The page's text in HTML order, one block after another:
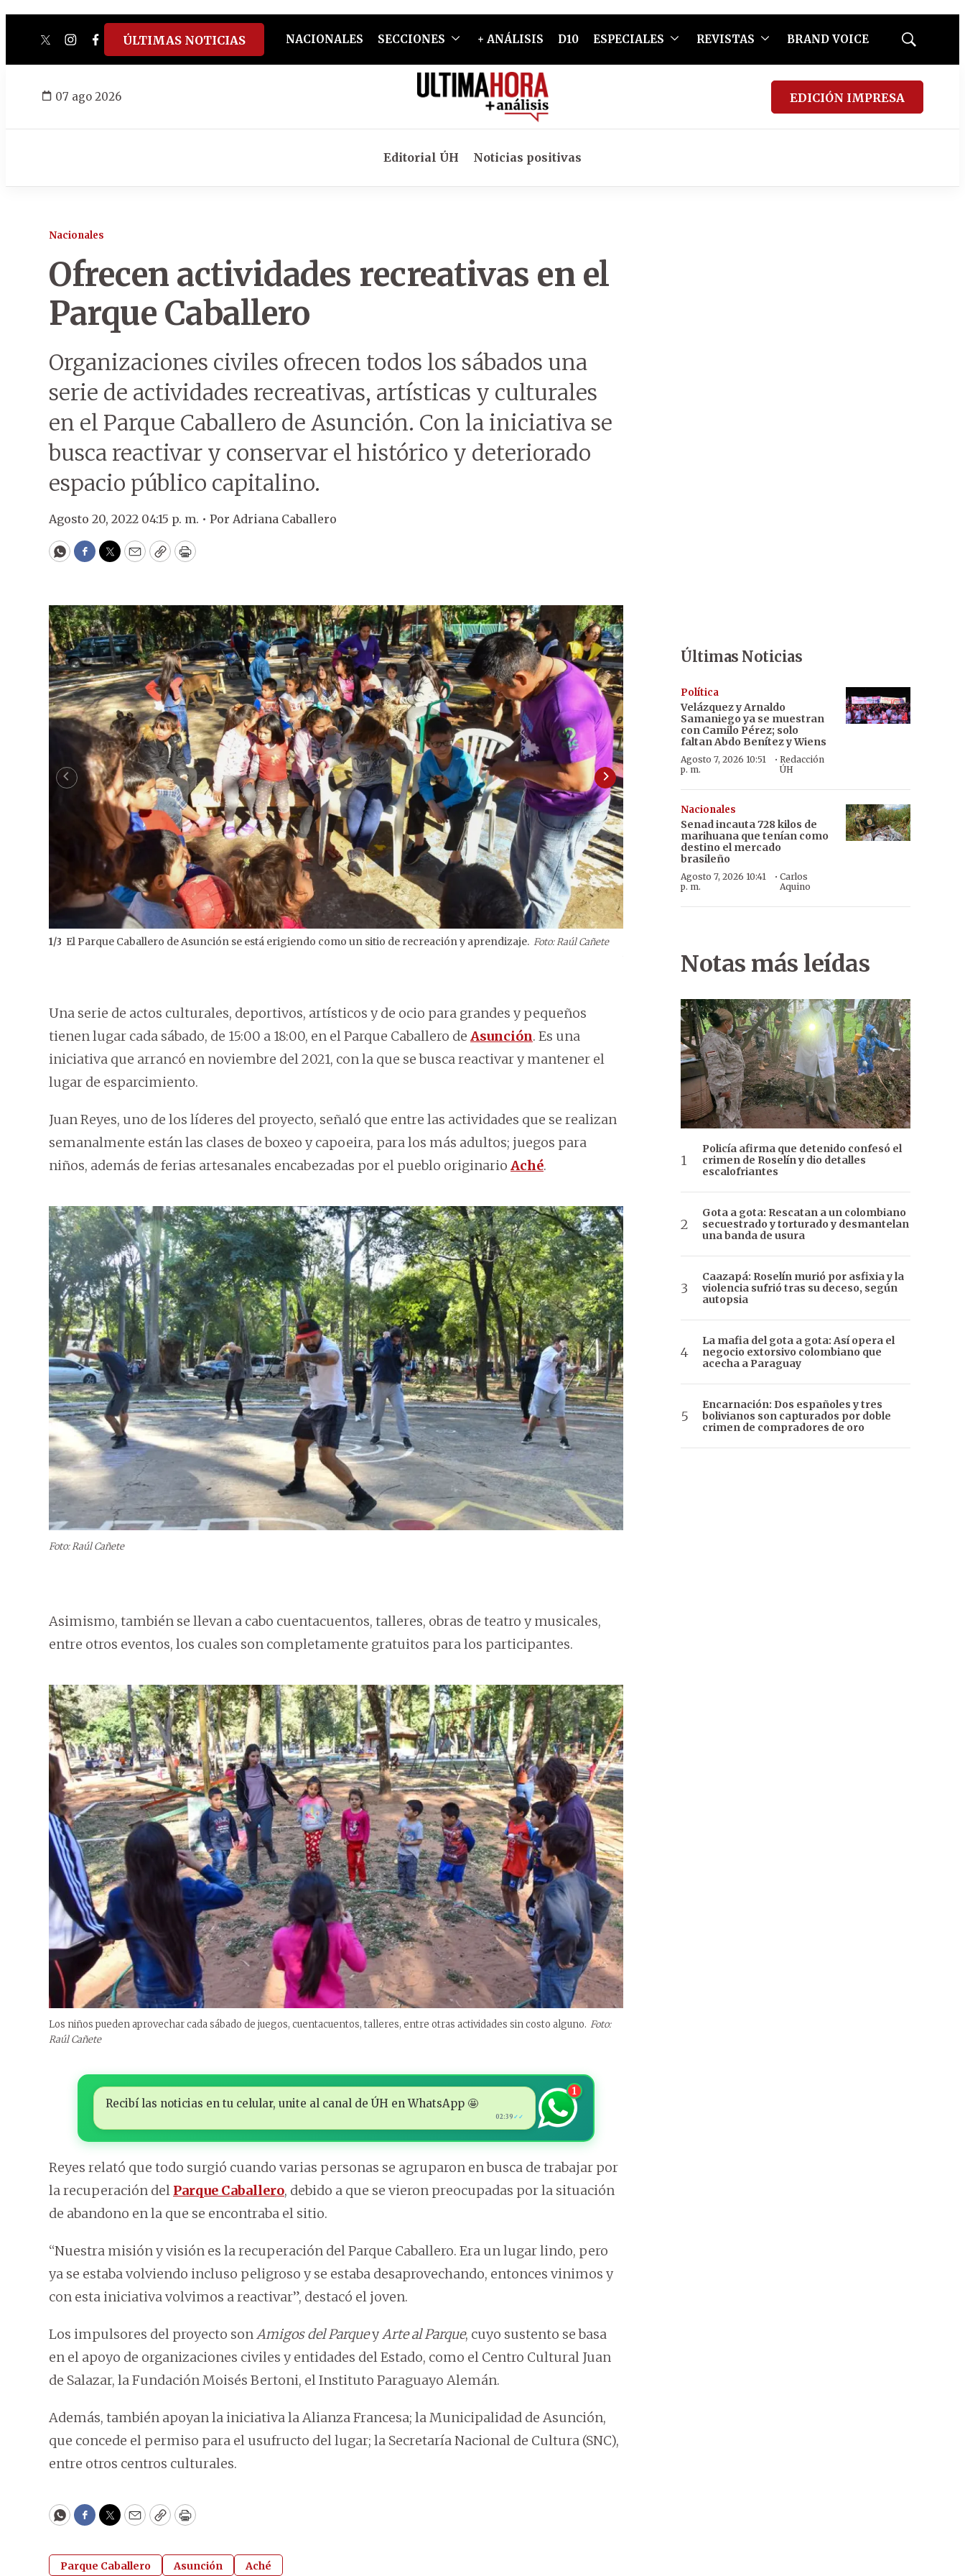
twitterinstagram
facebook
tiktokyoutube
spotify
ÚLTIMAS NOTICIAS NACIONALES SECCIONES + ANÁLISIS D10 ESPECIALES REVISTAS BRAND VOICE
Mostrar
07 ago 2026 EDICIÓN IMPRESA
Editorial ÚH Noticias positivas
Nacionales
Ofrecen actividades recreativas en el
Parque Caballero
Organizaciones civiles ofrecen todos los sábados una
serie de actividades recreativas, artísticas y culturales
en el Parque Caballero de Asunción. Con la iniciativa se
busca reactivar y conservar el histórico y deteriorado
espacio público capitalino.
Agosto 20, 2022 04:15 p. m. • Por Adriana Caballero
WhatsApp
Facebook
Twitter
EmailCopyPrint
1/3 El Parque Caballero de Asunción se está erigiendo como un sitio de recreación y aprendizaje. Foto: Raúl Cañete
Foto: Raúl Cañete
Una serie de actos culturales, deportivos, artísticos y de ocio para grandes y pequeños
tienen lugar cada sábado, de 15:00 a 18:00, en el Parque Caballero de Asunción. Es una
iniciativa que arrancó en noviembre del 2021, con la que se busca reactivar y mantener el
lugar de esparcimiento.
Juan Reyes, uno de los líderes del proyecto, señaló que entre las actividades que se realizan
semanalmente están las clases de boxeo y capoeira, para los más adultos; juegos para
niños, además de ferias artesanales encabezadas por el pueblo originario Aché.
Foto: Raúl Cañete
Asimismo, también se llevan a cabo cuentacuentos, talleres, obras de teatro y musicales,
entre otros eventos, los cuales son completamente gratuitos para los participantes.
Los niños pueden aprovechar cada sábado de juegos, cuentacuentos, talleres, entre otras actividades sin costo alguno. Foto:
Raúl Cañete
Recibí las noticias en tu celular, unite al canal de ÚH en WhatsApp 🤩
02:39 ✓✓
1
Reyes relató que todo surgió cuando varias personas se agruparon en busca de trabajar por
la recuperación del Parque Caballero, debido a que se vieron preocupadas por la situación
de abandono en la que se encontraba el sitio.
“Nuestra misión y visión es la recuperación del Parque Caballero. Era un lugar lindo, pero
ya se estaba volviendo incluso peligroso y se estaba desaprovechando, entonces vinimos y
con esta iniciativa volvimos a reactivar”, destacó el joven.
Los impulsores del proyecto sonAmigos del ParqueyArte al Parque, cuyo sustento se basa
en el apoyo de organizaciones civiles y entidades del Estado, como el Centro Cultural Juan
de Salazar, la Fundación Moisés Bertoni, el Instituto Paraguayo Alemán.
Además, también apoyan la iniciativa la Alianza Francesa; la Municipalidad de Asunción,
que concede el permiso para el usufructo del lugar; la Secretaría Nacional de Cultura (SNC),
entre otros centros culturales.
WhatsApp
Facebook
Twitter
EmailCopyPrint
Parque Caballero Asunción Aché
Últimas Noticias
Política
Velázquez y Arnaldo
Samaniego ya se muestran
con Camilo Pérez; solo
faltan Abdo Benítez y Wiens
Agosto 7, 2026 10:51
p. m.
·Redacción
ÚH
Nacionales
Senad incauta 728 kilos de
marihuana que tenían como
destino el mercado
brasileño
Agosto 7, 2026 10:41
p. m.
· Carlos
Aquino
Notas más leídas
Policía afirma que detenido confesó el
crimen de Roselín y dio detalles
escalofriantes
Gota a gota: Rescatan a un colombiano
secuestrado y torturado y desmantelan
una banda de usura
Caazapá: Roselín murió por asfixia y la
violencia sufrió tras su deceso, según
autopsia
La mafia del gota a gota: Así opera el
negocio extorsivo colombiano que
acecha a Paraguay
Encarnación: Dos españoles y tres
bolivianos son capturados por doble
crimen de compradores de oro